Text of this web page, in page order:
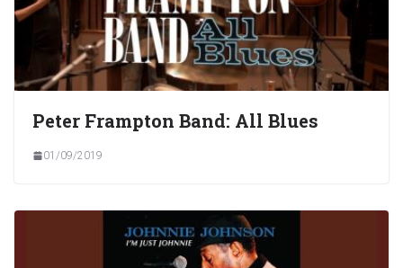
Peter Frampton Band: All Blues
01/09/2019